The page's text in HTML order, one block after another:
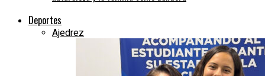
Deportes
Ajedrez